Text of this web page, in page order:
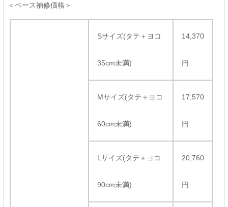
＜ベース補修価格＞
Sサイズ(タテ＋ヨコ
35cm未満)
14,370
円
Mサイズ(タテ＋ヨコ
60cm未満)
17,570
円
Lサイズ(タテ＋ヨコ
90cm未満)
20,760
円